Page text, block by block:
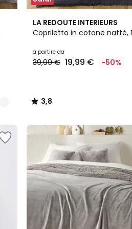
LA REDOUTE INTERIEURS
Copriletto in cotone natté,
a partire da
39,99 € 19,99 € -50%
3,8
/ 5
5
Colori
3,8
/